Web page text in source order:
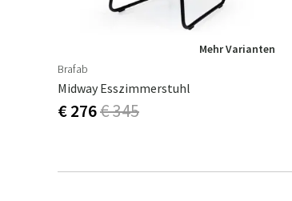
Mehr Varianten
Brafab
Midway Esszimmerstuhl
€ 276€ 345